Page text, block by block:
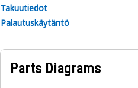
Takuutiedot
Palautuskäytäntö
Parts Diagrams